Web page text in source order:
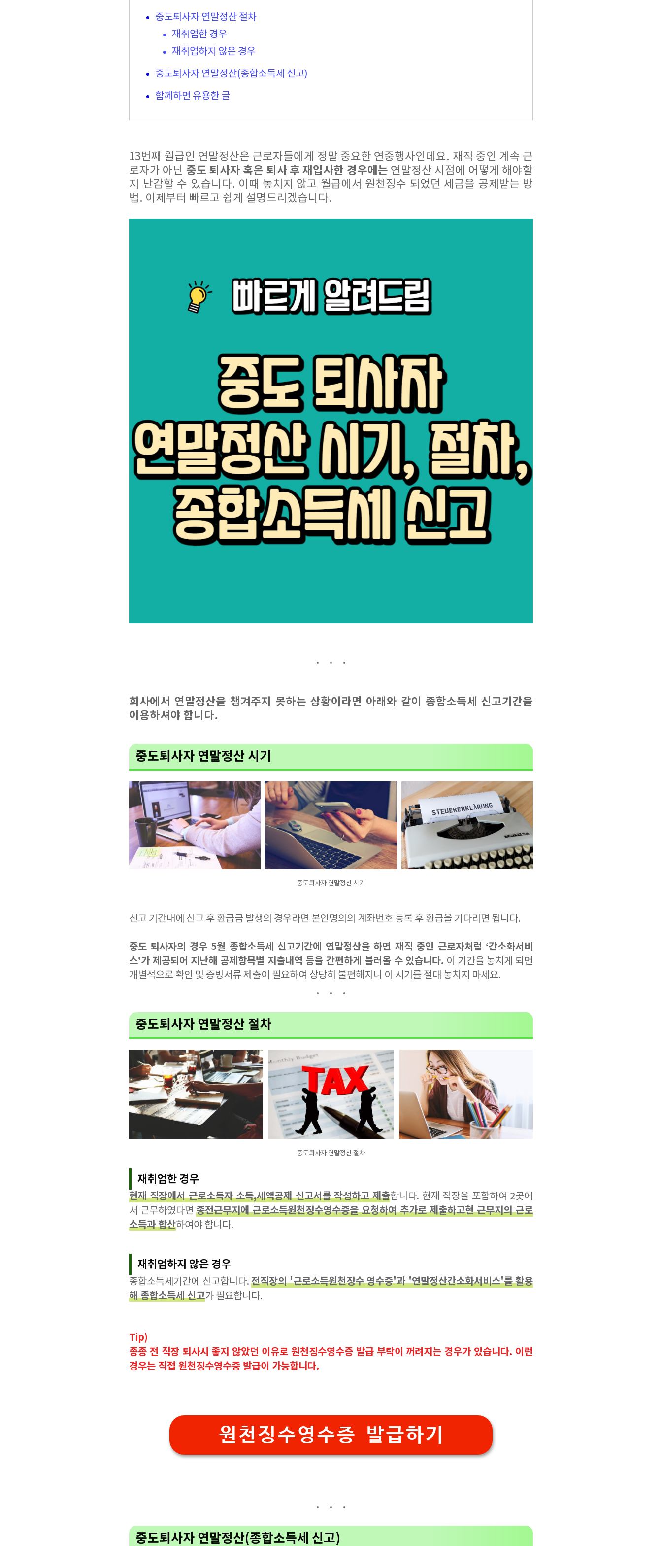
중도퇴사자 연말정산 절차
재취업한 경우
재취업하지 않은 경우
중도퇴사자 연말정산(종합소득세 신고)
함께하면 유용한 글
13번째 월급인 연말정산은 근로자들에게 정말 중요한 연중행사인데요. 재직 중인 계속 근
로자가 아닌 중도 퇴사자 혹은 퇴사 후 재입사한 경우에는 연말정산 시점에 어떻게 해야할
지 난감할 수 있습니다. 이때 놓치지 않고 월급에서 원천징수 되었던 세금을 공제받는 방
법. 이제부터 빠르고 쉽게 설명드리겠습니다.
회사에서 연말정산을 챙겨주지 못하는 상황이라면 아래와 같이 종합소득세 신고기간을
이용하셔야 합니다.
중도퇴사자 연말정산 시기
중도퇴사자 연말정산 시기
신고 기간내에 신고 후 환급금 발생의 경우라면 본인명의의 계좌번호 등록 후 환급을 기다리면 됩니다.
중도 퇴사자의 경우 5월 종합소득세 신고기간에 연말정산을 하면 재직 중인 근로자처럼 ‘간소화서비
스’가 제공되어 지난해 공제항목별 지출내역 등을 간편하게 불러올 수 있습니다. 이 기간을 놓치게 되면
개별적으로 확인 및 증빙서류 제출이 필요하여 상당히 불편해지니 이 시기를 절대 놓치지 마세요.
중도퇴사자 연말정산 절차
중도퇴사자 연말정산 절차
재취업한 경우
현재 직장에서 근로소득자 소득,세액공제 신고서를 작성하고 제출합니다. 현재 직장을 포함하여 2곳에
서 근무하였다면 종전근무지에 근로소득원천징수영수증을 요청하여 추가로 제출하고현 근무지의 근로
소득과 합산하여야 합니다.
재취업하지 않은 경우
종합소득세기간에 신고합니다. 전직장의 '근로소득원천징수 영수증'과 '연말정산간소화서비스'를 활용
해 종합소득세 신고가 필요합니다.
Tip)
종종 전 직장 퇴사시 좋지 않았던 이유로 원천징수영수증 발급 부탁이 꺼려지는 경우가 있습니다. 이런
경우는 직접 원천징수영수증 발급이 가능합니다.
원천징수영수증 발급하기
중도퇴사자 연말정산(종합소득세 신고)